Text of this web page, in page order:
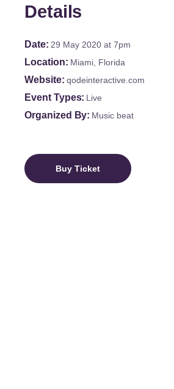
Details
Date 29 May 2020 at 7pm
Location Miami, Florida
Website qodeinteractive.com
Event Types Live
Organized By Music beat
Buy Ticket